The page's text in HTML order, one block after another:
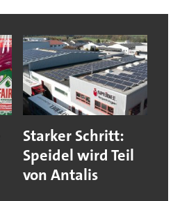
Starker Schritt:
Speidel wird Teil
von Antalis